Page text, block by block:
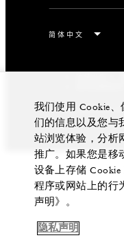
京ICP备14021657
我们使用 Cookie
们的信息以及您与
站浏览体验，分析
推广。如果您是移
设备上存储
程序或网站上的行
声明》。
隐私声明